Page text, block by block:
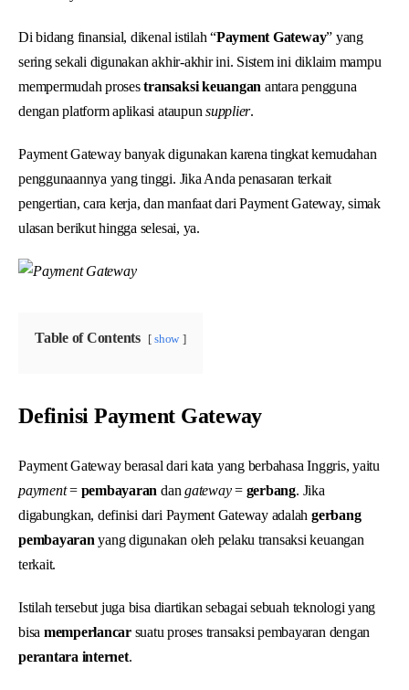
Di bidang finansial, dikenal istilah “Payment Gateway” yang
sering sekali digunakan akhir-akhir ini. Sistem ini diklaim mampu
mempermudah prosestransaksi keuangan antara pengguna
dengan platform aplikasi ataupunsupplier.
Payment Gateway banyak digunakan karena tingkat kemudahan
penggunaannya yang tinggi. Jika Anda penasaran terkait
pengertian, cara kerja, dan manfaat dari Payment Gateway, simak
ulasan berikut hingga selesai, ya.
Table of Contents show
Definisi Payment Gateway
Payment Gateway berasal dari kata yang berbahasa Inggris, yaitu
payment= pembayaran dangateway= gerbang. Jika
digabungkan, definisi dari Payment Gateway adalahgerbang
pembayaran yang digunakan oleh pelaku transaksi keuangan
terkait.
Istilah tersebut juga bisa diartikan sebagai sebuah teknologi yang
bisa memperlancarsuatu proses transaksi pembayaran dengan
perantara internet.